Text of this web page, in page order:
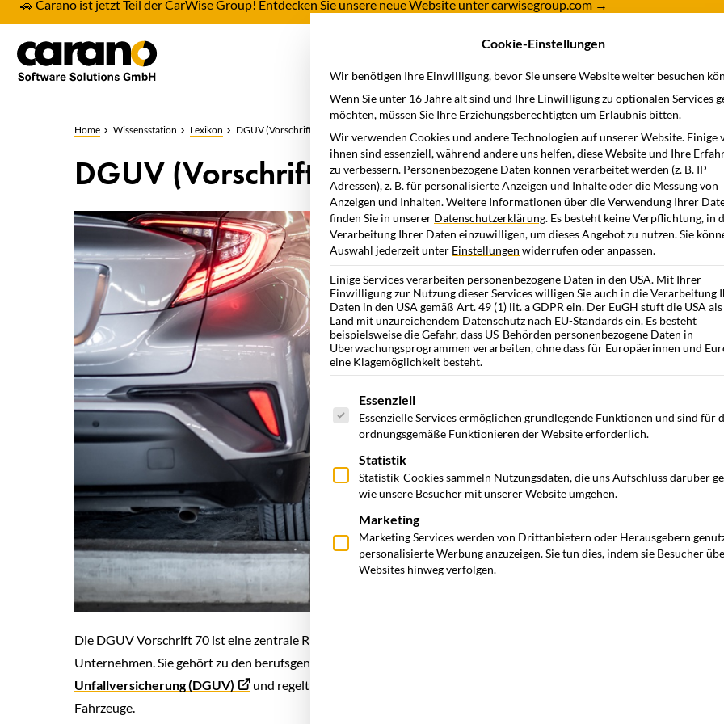
🚗 Carano ist jetzt Teil der CarWise Group! Entdecken Sie unsere neue Website unter carwisegroup.com →
Branchen Wissensstation
Home Wissensstation Lexikon DGUV (Vorschrift 70)
DGUV (Vorschrift 70)
Die DGUV Vorschrift 70 ist eine zentrale Richtlinie für den sicheren Betrieb von Fahrzeugen im
Unternehmen. Sie gehört zu den berufsgenossenschaftlichen Vorschriften der
Unfallversicherung (DGUV)
und regelt die Unfallverhütung im Bereich der gewerblich genutzten
Fahrzeuge.
Cookie-Einstellungen
Wir benötigen Ihre Einwilligung, bevor Sie unsere Website weiter besuchen
Wenn Sie unter 16 Jahre alt sind und Ihre Einwilligung zu optionalen Services
möchten, müssen Sie Ihre Erziehungsberechtigten um Erlaubnis bitten.
Wir verwenden Cookies und andere Technologien auf unserer Website. Einige
ihnen sind essenziell, während andere uns helfen, diese Website und Ihre
zu verbessern. Personenbezogene Daten können verarbeitet werden (z. B. IP-
Adressen), z. B. für personalisierte Anzeigen und Inhalte oder die Messung von
Anzeigen und Inhalten.Weitere Informationen über die Verwendung Ihrer
finden Sie in unserer Datenschutzerklärung. Es besteht keine Verpflichtung, in
Verarbeitung Ihrer Daten einzuwilligen, um dieses Angebot zu nutzen.Sie
Auswahl jederzeit unter Einstellungen widerrufen oder anpassen.
Einige Services verarbeiten personenbezogene Daten in den USA. Mit Ihrer
Einwilligung zur Nutzung dieser Services willigen Sie auch in die Verarbeitung
Daten in den USA gemäß Art. 49 (1) lit. a GDPR ein. Der EuGH stuft die USA
Land mit unzureichendem Datenschutz nach EU-Standards ein. Es besteht
beispielsweise die Gefahr, dass US-Behörden personenbezogene Daten in
Überwachungsprogrammen verarbeiten, ohne dass für Europäerinnen und
eine Klagemöglichkeit besteht.
Es folgt eine Liste der Service-Gruppen, für die eine Einwilligung
Essenziell
Essenzielle Services ermöglichen grundlegende Funktionen und sind für
ordnungsgemäße Funktionieren der Website erforderlich.
Statistik
Statistik-Cookies sammeln Nutzungsdaten, die uns Aufschluss darüber
wie unsere Besucher mit unserer Website umgehen.
Marketing
Marketing Services werden von Drittanbietern oder Herausgebern
personalisierte Werbung anzuzeigen. Sie tun dies, indem sie Besucher
Websites hinweg verfolgen.